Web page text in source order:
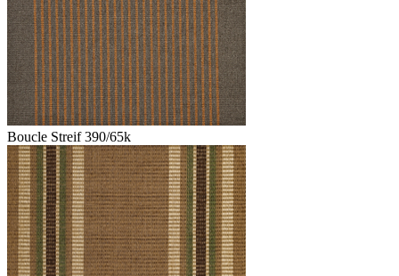
Boucle Streif 390/65k